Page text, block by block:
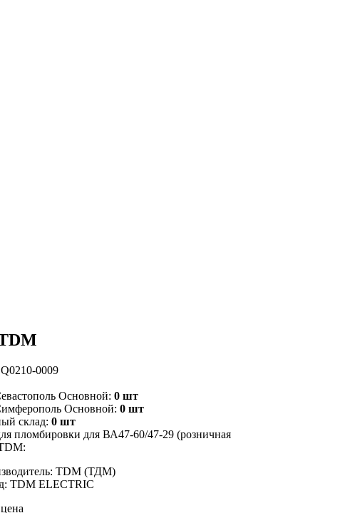
0009
Основной: 0 шт
Основной: 0 шт
склад: 0 шт
пломбировки для ВА47-60/47-29 (розничная
TDM (ТДМ)
TDM ELECTRIC